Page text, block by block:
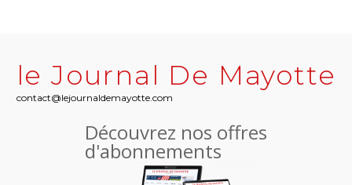
le Journal De Mayotte
contact@lejournaldemayotte.com
Découvrez nos offres
d'abonnements